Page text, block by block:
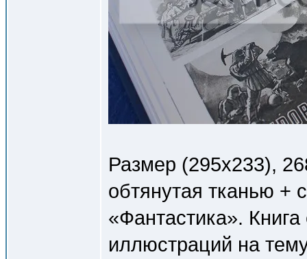
Размер (295x233),
обтянутая тканью +
«Фантастика».
иллюстраций на